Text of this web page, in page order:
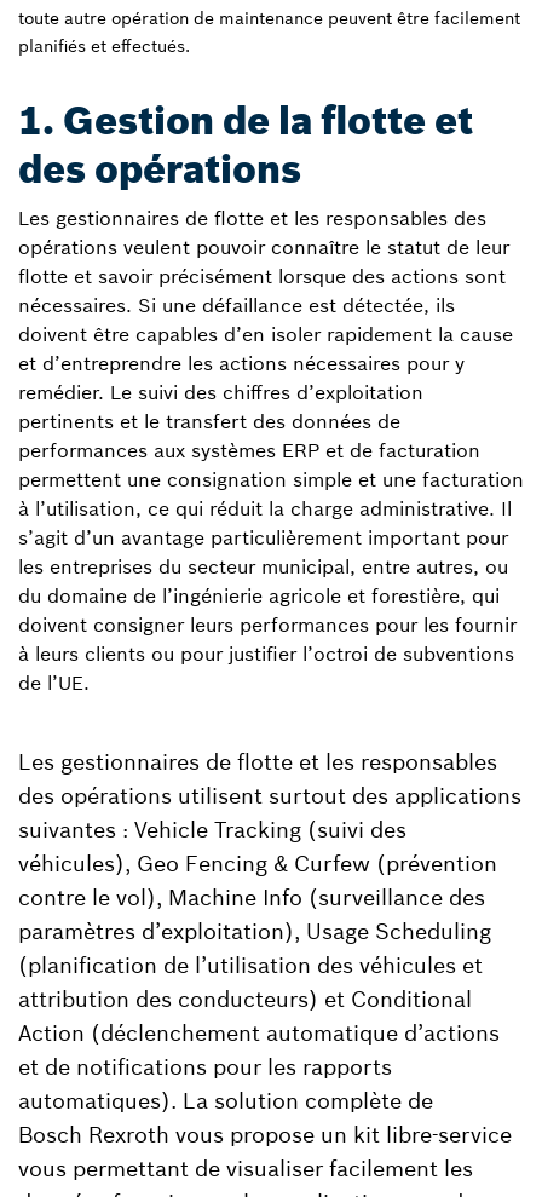
toute autre opération de maintenance peuvent être facilement
planifiés et effectués.
1. Gestion de la flotte et
des opérations
Les gestionnaires de flotte et les responsables des
opérations veulent pouvoir connaître le statut de leur
flotte et savoir précisément lorsque des actions sont
nécessaires. Si une défaillance est détectée, ils
doivent être capables d’en isoler rapidement la cause
et d’entreprendre les actions nécessaires pour y
remédier. Le suivi des chiffres d’exploitation
pertinents et le transfert des données de
performances aux systèmes ERP et de facturation
permettent une consignation simple et une facturation
à l’utilisation, ce qui réduit la charge administrative. Il
s’agit d’un avantage particulièrement important pour
les entreprises du secteur municipal, entre autres, ou
du domaine de l’ingénierie agricole et forestière, qui
doivent consigner leurs performances pour les fournir
à leurs clients ou pour justifier l’octroi de subventions
de l’UE.
Les gestionnaires de flotte et les responsables
des opérations utilisent surtout des applications
suivantes : Vehicle Tracking (suivi des
véhicules), Geo Fencing & Curfew (prévention
contre le vol), Machine Info (surveillance des
paramètres d’exploitation), Usage Scheduling
(planification de l’utilisation des véhicules et
attribution des conducteurs) et Conditional
Action (déclenchement automatique d’actions
et de notifications pour les rapports
automatiques). La solution complète de
Bosch Rexroth vous propose un kit libre-service
vous permettant de visualiser facilement les